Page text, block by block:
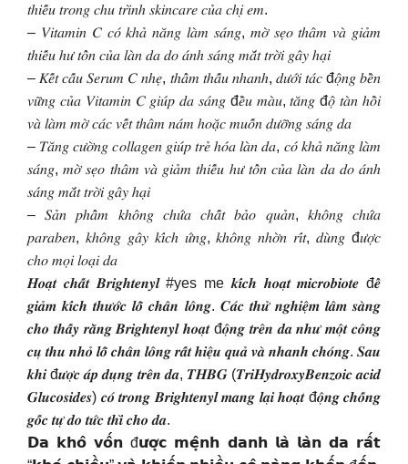
𝑡ℎ𝑖𝑒̂́𝑢 𝑡𝑟𝑜𝑛𝑔 𝑐ℎ𝑢 𝑡𝑟𝑖̀𝑛ℎ 𝑠𝑘𝑖𝑛𝑐𝑎𝑟𝑒 𝑐𝑢̉𝑎 𝑐ℎ𝑖̣ 𝑒𝑚.
– 𝑉𝑖𝑡𝑎𝑚𝑖𝑛 𝐶 𝑐𝑜́ 𝑘ℎ𝑎̉ 𝑛𝑎̆𝑛𝑔 𝑙𝑎̀𝑚 𝑠𝑎́𝑛𝑔, 𝑚𝑜̛̀ 𝑠𝑒̣𝑜 𝑡ℎ𝑎̂𝑚 𝑣𝑎̀ 𝑔𝑖𝑎̉𝑚
𝑡ℎ𝑖𝑒̂́𝑢 ℎ𝑢̛ 𝑡𝑜̂̉𝑛 𝑐𝑢̉𝑎 𝑙𝑎̀𝑛 𝑑𝑎 𝑑𝑜 𝑎́𝑛ℎ 𝑠𝑎́𝑛𝑔 𝑚𝑎̆́𝑡 𝑡𝑟𝑜̛̀𝑖 𝑔𝑎̂𝑦 ℎ𝑎̣𝑖
– 𝐾𝑒̂́𝑡 𝑐𝑎̂́𝑢 𝑆𝑒𝑟𝑢𝑚 𝐶 𝑛ℎ𝑒̣, 𝑡ℎ𝑎̂̉𝑚 𝑡ℎ𝑎̂́𝑢 𝑛ℎ𝑎𝑛ℎ, 𝑑𝑢̛𝑜̛́𝑖 𝑡𝑎́𝑐 đ𝑜̣̂𝑛𝑔 𝑏𝑒̂̀𝑛
𝑣𝑢̛̃𝑛𝑔 𝑐𝑢̉𝑎 𝑉𝑖𝑡𝑎𝑚𝑖𝑛 𝐶 𝑔𝑖𝑢́𝑝 𝑑𝑎 𝑠𝑎́𝑛𝑔 đ𝑒̂̀𝑢 𝑚𝑎̀𝑢, 𝑡𝑎̆𝑛𝑔 đ𝑜̣̂ 𝑡𝑎̀𝑛 ℎ𝑜̂̀𝑖
𝑣𝑎̀ 𝑙𝑎̀𝑚 𝑚𝑜̛̀ 𝑐𝑎́𝑐 𝑣𝑒̂́𝑡 𝑡ℎ𝑎̂𝑚 𝑛𝑎́𝑚 ℎ𝑜𝑎̣̆𝑐 𝑚𝑢𝑜̂́𝑛 𝑑𝑢̛𝑜̛̃𝑛𝑔 𝑠𝑎́𝑛𝑔 𝑑𝑎
– 𝑇𝑎̆𝑛𝑔 𝑐𝑢̛𝑜̛̀𝑛𝑔 𝑐𝑜𝑙𝑙𝑎𝑔𝑒𝑛 𝑔𝑖𝑢́𝑝 𝑡𝑟𝑒̉ ℎ𝑜́𝑎 𝑙𝑎̀𝑛 𝑑𝑎, 𝑐𝑜́ 𝑘ℎ𝑎̉ 𝑛𝑎̆𝑛𝑔 𝑙𝑎̀𝑚
𝑠𝑎́𝑛𝑔, 𝑚𝑜̛̀ 𝑠𝑒̣𝑜 𝑡ℎ𝑎̂𝑚 𝑣𝑎̀ 𝑔𝑖𝑎̉𝑚 𝑡ℎ𝑖𝑒̂́𝑢 ℎ𝑢̛ 𝑡𝑜̂̉𝑛 𝑐𝑢̉𝑎 𝑙𝑎̀𝑛 𝑑𝑎 𝑑𝑜 𝑎́𝑛ℎ
𝑠𝑎́𝑛𝑔 𝑚𝑎̆́𝑡 𝑡𝑟𝑜̛̀𝑖 𝑔𝑎̂𝑦 ℎ𝑎̣𝑖
– 𝑆𝑎̉𝑛 𝑝ℎ𝑎̂̉𝑚 𝑘ℎ𝑜̂𝑛𝑔 𝑐ℎ𝑢̛́𝑎 𝑐ℎ𝑎̂́𝑡 𝑏𝑎̉𝑜 𝑞𝑢𝑎̉𝑛, 𝑘ℎ𝑜̂𝑛𝑔 𝑐ℎ𝑢̛́𝑎
𝑝𝑎𝑟𝑎𝑏𝑒𝑛, 𝑘ℎ𝑜̂𝑛𝑔 𝑔𝑎̂𝑦 𝑘𝑖́𝑐ℎ 𝑢̛́𝑛𝑔, 𝑘ℎ𝑜̂𝑛𝑔 𝑛ℎ𝑜̛̀𝑛 𝑟𝑖́𝑡, 𝑑𝑢̀𝑛𝑔 đ𝑢̛𝑜̛̣𝑐
𝑐ℎ𝑜 𝑚𝑜̣𝑖 𝑙𝑜𝑎̣𝑖 𝑑𝑎
𝑯𝒐𝒂̣𝒕 𝒄𝒉𝒂̂́𝒕 𝑩𝒓𝒊𝒈𝒉𝒕𝒆𝒏𝒚𝒍 #yes me 𝒌𝒊́𝒄𝒉 𝒉𝒐𝒂̣𝒕 𝒎𝒊𝒄𝒓𝒐𝒃𝒊𝒐𝒕𝒆 đ𝒆̂̉
𝒈𝒊𝒂̉𝒎 𝒌𝒊́𝒄𝒉 𝒕𝒉𝒖̛𝒐̛́𝒄 𝒍𝒐̂̃ 𝒄𝒉𝒂̂𝒏 𝒍𝒐̂𝒏𝒈. 𝑪𝒂́𝒄 𝒕𝒉𝒖̛̉ 𝒏𝒈𝒉𝒊𝒆̣̂𝒎 𝒍𝒂̂𝒎 𝒔𝒂̀𝒏𝒈
𝒄𝒉𝒐 𝒕𝒉𝒂̂́𝒚 𝒓𝒂̆̀𝒏𝒈 𝑩𝒓𝒊𝒈𝒉𝒕𝒆𝒏𝒚𝒍 𝒉𝒐𝒂̣𝒕 đ𝒐̣̂𝒏𝒈 𝒕𝒓𝒆̂𝒏 𝒅𝒂 𝒏𝒉𝒖̛ 𝒎𝒐̣̂𝒕 𝒄𝒐̂𝒏𝒈
𝒄𝒖̣ 𝒕𝒉𝒖 𝒏𝒉𝒐̉ 𝒍𝒐̂̃ 𝒄𝒉𝒂̂𝒏 𝒍𝒐̂𝒏𝒈 𝒓𝒂̂́𝒕 𝒉𝒊𝒆̣̂𝒖 𝒒𝒖𝒂̉ 𝒗𝒂̀ 𝒏𝒉𝒂𝒏𝒉 𝒄𝒉𝒐́𝒏𝒈. 𝑺𝒂𝒖
𝒌𝒉𝒊 đ𝒖̛𝒐̛̣𝒄 𝒂́𝒑 𝒅𝒖̣𝒏𝒈 𝒕𝒓𝒆̂𝒏 𝒅𝒂, 𝑻𝑯𝑩𝑮 (𝑻𝒓𝒊𝑯𝒚𝒅𝒓𝒐𝒙𝒚𝑩𝒆𝒏𝒛𝒐𝒊𝒄 𝒂𝒄𝒊𝒅
𝑮𝒍𝒖𝒄𝒐𝒔𝒊𝒅𝒆𝒔) 𝒄𝒐́ 𝒕𝒓𝒐𝒏𝒈 𝑩𝒓𝒊𝒈𝒉𝒕𝒆𝒏𝒚𝒍 𝒎𝒂𝒏𝒈 𝒍𝒂̣𝒊 𝒉𝒐𝒂̣𝒕 đ𝒐̣̂𝒏𝒈 𝒄𝒉𝒐̂́𝒏𝒈
𝒈𝒐̂́𝒄 𝒕𝒖̛̣ 𝒅𝒐 𝒕𝒖̛́𝒄 𝒕𝒉𝒊̀ 𝒄𝒉𝒐 𝒅𝒂.
𝗗𝗮 𝗸𝗵𝗼̂ 𝘃𝗼̂́𝗻 đ𝘂̛𝗼̛̣𝗰 𝗺𝗲̣̂𝗻𝗵 𝗱𝗮𝗻𝗵 𝗹𝗮̀ 𝗹𝗮̀𝗻 𝗱𝗮 𝗿𝗮̂́𝘁